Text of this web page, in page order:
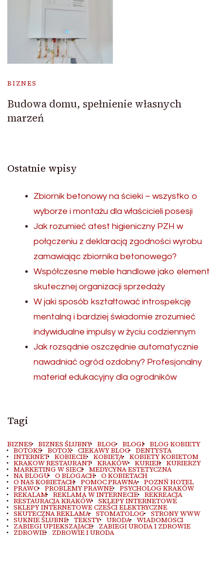
BIZNES
Budowa domu, spełnienie własnych
marzeń
Ostatnie wpisy
Zbiornik betonowy na ścieki – wszystko o
wyborze i montażu dla właścicieli posesji
Jak rozumieć atest higieniczny PZH w
połączeniu z deklaracją zgodności wyrobu
zamawiając zbiornika betonowego?
Współczesne meble handlowe jako element
skutecznej organizacji sprzedaży
W jaki sposób kształtować introspekcję
mentalną i bardziej świadomie zrozumieć
indywidualne impulsy w życiu codziennym
Jak rozsądnie oszczędnie automatycznie
nawadniać ogród ozdobny? Profesjonalny
materiał edukacyjny dla ogrodników
Tagi
BIZNES BIZNES ŚLUBNY BLOG BLOGI BLOG KOBIETY
BOTOKS BOTOX CIEKAWY BLOG DENTYSTA
INTERNET KOBIECIE KOBIETA KOBIETY KOBIETOM
KRAKOW RESTAURANT KRAKÓW KURIER KURIERZY
MARKETING W SIECI MEDYCYNA ESTETYCZNA
NA BLOGU O BLOGACH O KOBIETACH
O NAS KOBIETACH POMOC PRAWNA POZNŃ HOTEL
PRAWO PROBLEMY PRAWNE PSYCHOLOG KRAKÓW
REKALAM REKLAMA W INTERNECIE REKREACJA
RESTAURACJA KRAKÓW SKLEPY INTERNETOWE
SKLEPY INTERNETOWE CZEŚCI ELEKTRYCZNE
SKUTECZNA REKLAMA STOMATOLOG STRONY WWW
SUKNIE ŚLUBNE TEKSTY URODA WIADOMOSCI
ZABIEGI UPIEKSZAJACE ZABIEGI URODA I ZDROWIE
ZDROWIE ZDROWIE I URODA